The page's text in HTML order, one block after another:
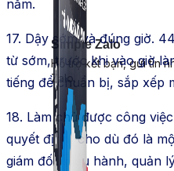
Simple Zalo
Hỗ trợ kết bạn, gửi tin
Zalo.
năm.
17. Dậy sớm và đúng giờ.
từ sớm, trước khi vào giờ
tiếng để chuẩn bị, sắp xếp
18. Làm chủ được công
quyết định, cho dù đó là
giám đốc điều hành, quản